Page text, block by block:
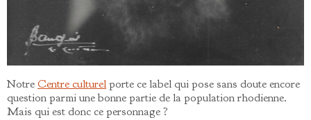
NotreCentre culturelporte ce label qui pose sans doute encore
question parmi une bonne partie de la population rhodienne.
Mais qui est donc ce personnage ?